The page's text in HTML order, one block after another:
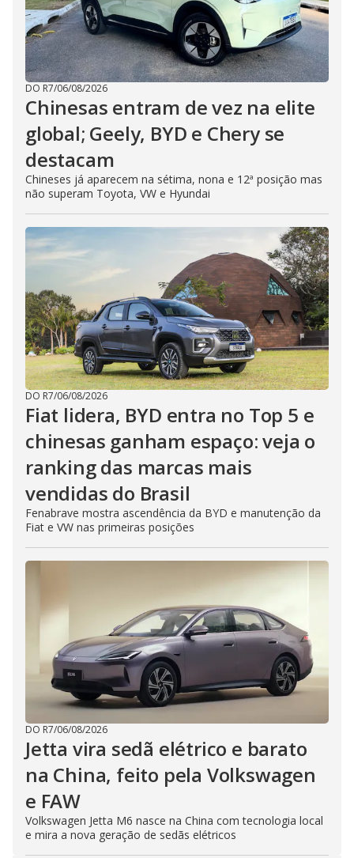
DO R7/06/08/2026
Chinesas entram de vez na elite
global; Geely, BYD e Chery se
destacam
Chineses já aparecem na sétima, nona e 12ª posição mas
não superam Toyota, VW e Hyundai
DO R7/06/08/2026
Fiat lidera, BYD entra no Top 5 e
chinesas ganham espaço: veja o
ranking das marcas mais
vendidas do Brasil
Fenabrave mostra ascendência da BYD e manutenção da
Fiat e VW nas primeiras posições
DO R7/06/08/2026
Jetta vira sedã elétrico e barato
na China, feito pela Volkswagen
e FAW
Volkswagen Jetta M6 nasce na China com tecnologia local
e mira a nova geração de sedãs elétricos